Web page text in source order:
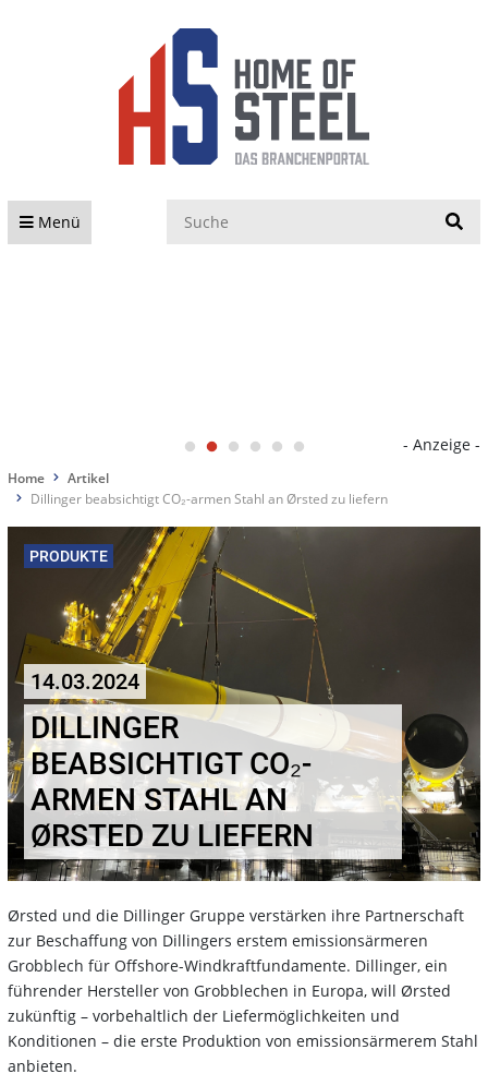
Menü
- Anzeige -
Home
Artikel
Dillinger beabsichtigt CO₂-armen Stahl an Ørsted zu liefern
PRODUKTE
14.03.2024
DILLINGER
BEABSICHTIGT CO₂-
ARMEN STAHL AN
ØRSTED ZU LIEFERN
Ørsted und die Dillinger Gruppe verstärken ihre Partnerschaft
zur Beschaffung von Dillingers erstem emissionsärmeren
Grobblech für Offshore-Windkraftfundamente. Dillinger, ein
führender Hersteller von Grobblechen in Europa, will Ørsted
zukünftig – vorbehaltlich der Liefermöglichkeiten und
Konditionen – die erste Produktion von emissionsärmerem Stahl
anbieten.